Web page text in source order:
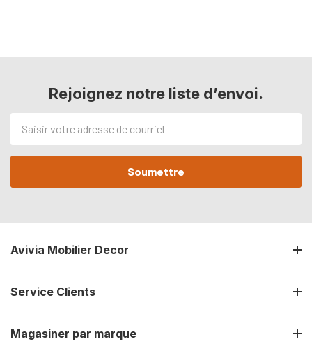
Rejoignez notre liste d’envoi.
de
courriel
Avivia Mobilier Decor
Service Clients
Magasiner par marque